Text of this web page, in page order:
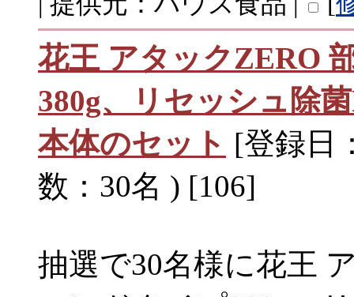
花王 アタックZERO
380g、リセッシュ除
本体のセット [登録日
数：30名 ) [106]
抽選で30名様に花王